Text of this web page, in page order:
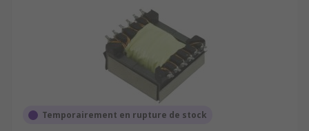
Temporairement en rupture de stock